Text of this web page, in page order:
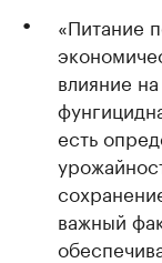
«Питание
влияние
есть
важный